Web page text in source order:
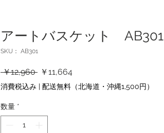
アートバスケット AB301
SKU： AB301
￥12,960 通
常
価
￥11,664
ー
ル
消費税込み | 配送無料（北海道・沖縄1,500円）
数量 *